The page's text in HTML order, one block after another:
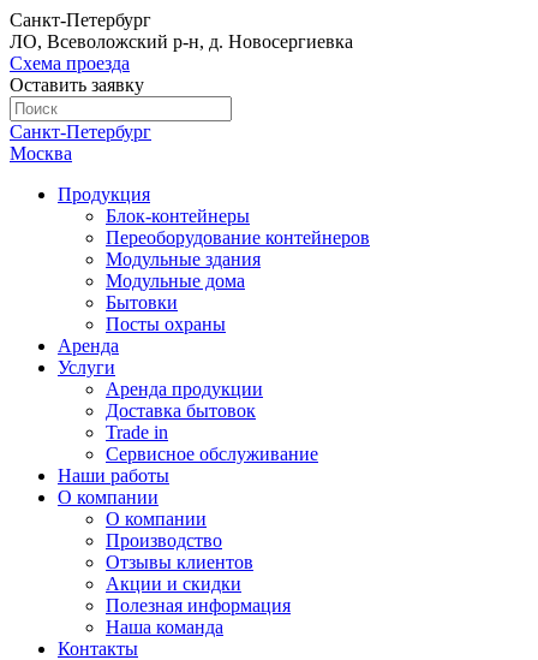
Санкт-Петербург
ЛО, Всеволожский р-н, д. Новосергиевка
Схема проезда
Оставить заявку
Санкт-Петербург
Москва
Продукция
Блок-контейнеры
Переоборудование контейнеров
Модульные здания
Модульные дома
Бытовки
Посты охраны
Аренда
Услуги
Аренда продукции
Доставка бытовок
Trade in
Сервисное обслуживание
Наши работы
О компании
О компании
Производство
Отзывы клиентов
Акции и скидки
Полезная информация
Наша команда
Контакты